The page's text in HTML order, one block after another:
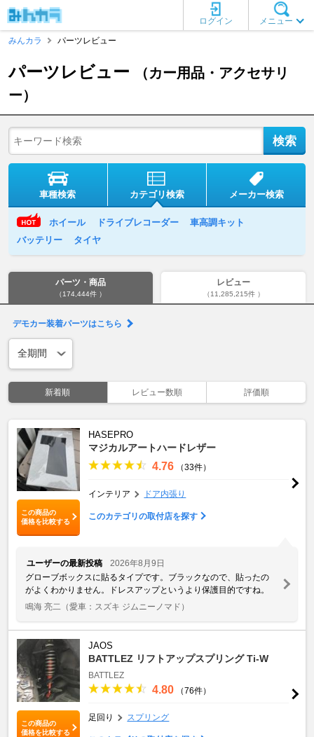
メニュー
ログイン
みんカラ
パーツレビュー
パーツレビュー
（カー用品・アクセサリ
ー）
車種検索 カテゴリ検索 メーカー検索
ホイール ドライブレコーダー
車高調キット
バッテリー
タイヤ
パーツ・商品
（174,444件 ）
レビュー
（11,285,215件 ）
デモカー装着パーツはこちら
新着順 レビュー数順 評価順
この商品の
価格を比較する
HASEPRO
マジカルアートハードレザー
4.76 （33件）
インテリア ドア内張り
このカテゴリの取付店を探す
ユーザーの最新投稿
2026年8月9日
グローブボックスに貼るタイプです。ブラックなので、貼ったの
がよくわかりません。ドレスアップというより保護目的ですね。
鳴海 亮二
（愛車：スズキ ジムニーノマド）
この商品の
価格を比較する
JAOS
BATTLEZ リフトアップスプリング Ti-W
BATTLEZ
4.80 （76件）
足回り スプリング